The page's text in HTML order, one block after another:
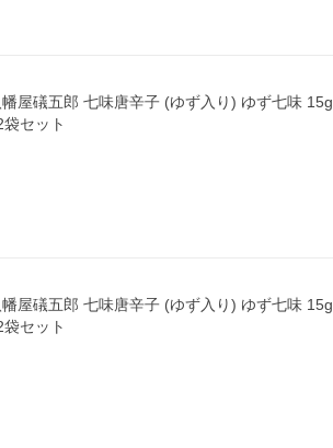
幡屋礒五郎 七味唐辛子 (ゆず入り) ゆず七味 15g
袋セット
幡屋礒五郎 七味唐辛子 (ゆず入り) ゆず七味 15g
袋セット